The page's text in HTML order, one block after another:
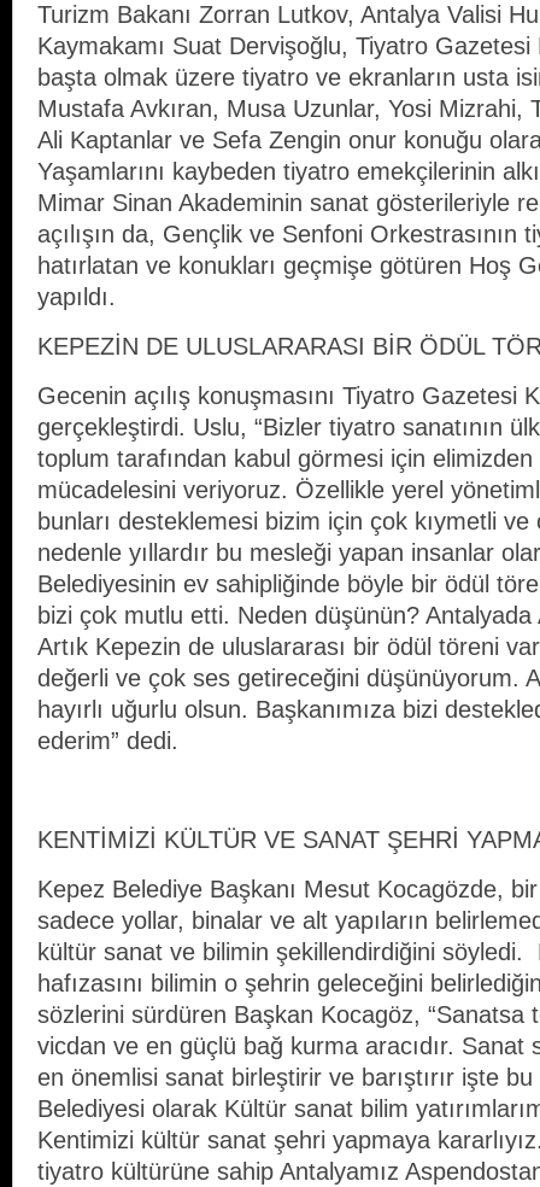
Turizm Bakanı Zorran Lutkov, Antalya Valisi
Kaymakamı Suat Dervişoğlu, Tiyatro
başta olmak üzere tiyatro ve ekranların usta
Mustafa Avkıran, Musa Uzunlar, Yosi Mizrahi,
Ali Kaptanlar ve Sefa Zengin onur konuğu
Yaşamlarını kaybeden tiyatro emekçilerinin
Mimar Sinan Akademinin sanat gösterileriyle
açılışın da, Gençlik ve Senfoni Orkestrasının
hatırlatan ve konukları geçmişe götüren Hoş
yapıldı.
KEPEZİN DE ULUSLARARASI BİR ÖDÜL
Gecenin açılış konuşmasını Tiyatro Gazetesi
gerçekleştirdi. Uslu, “Bizler tiyatro sanatının
toplum tarafından kabul görmesi için
mücadelesini veriyoruz. Özellikle yerel
bunları desteklemesi bizim için çok kıymetli
nedenle yıllardır bu mesleği yapan insanlar
Belediyesinin ev sahipliğinde böyle bir ödül
bizi çok mutlu etti. Neden düşünün?
Artık Kepezin de uluslararası bir ödül töreni
değerli ve çok ses getireceğini düşünüyorum.
hayırlı uğurlu olsun. Başkanımıza bizi
ederim” dedi.
KENTİMİZİ KÜLTÜR VE SANAT ŞEHRİ
Kepez Belediye Başkanı Mesut Kocagözde,
sadece yollar, binalar ve alt yapıların
kültür sanat ve bilimin şekillendirdiğini söyledi.
hafızasını bilimin o şehrin geleceğini
sözlerini sürdüren Başkan Kocagöz, “Sanatsa
vicdan ve en güçlü bağ kurma aracıdır. Sanat
en önemlisi sanat birleştirir ve barıştırır işte
Belediyesi olarak Kültür sanat bilim
Kentimizi kültür sanat şehri yapmaya
tiyatro kültürüne sahip Antalyamız